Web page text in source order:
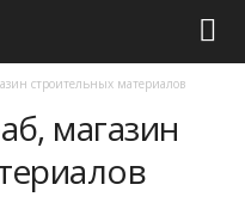
строительных материалов
магазин